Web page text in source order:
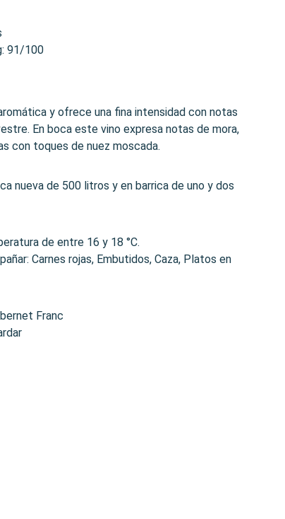
91/100
y ofrece una fina intensidad con notas
En boca este vino expresa notas de mora,
con toques de nuez moscada.
nueva de 500 litros y en barrica de uno y dos
de entre 16 y 18 °C.
Carnes rojas, Embutidos, Caza, Platos en
Franc